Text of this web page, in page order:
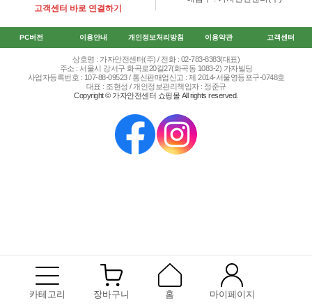
카테고리 장바구니 홈 마이페이지
고객센터 바로 연결하기
PC버전 이용안내 개인정보처리방침 이용약관 고객센터
상호명 : 가자안전센터(주) / 전화 : 02-783-8383(대표)
주소 : 서울시 강서구 화곡로20길27(화곡동 1083-2) 가자빌딩
사업자등록번호 : 107-88-09523 / 통신판매업신고 : 제 2014-서울영등포구-0748호
대표 : 조현성 / 개인정보관리책임자 : 정준규
Copyright © 가자안전센터 쇼핑몰 All rights reserved.